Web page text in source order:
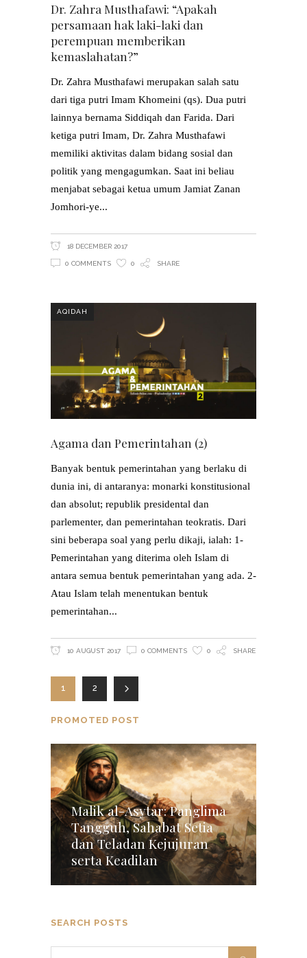
Dr. Zahra Musthafawi: “Apakah
persamaan hak laki-laki dan
perempuan memberikan
kemaslahatan?”
Dr. Zahra Musthafawi merupakan salah satu
dari tiga putri Imam Khomeini (qs). Dua putri
lainnya bernama Siddiqah dan Farida. Dari
ketiga putri Imam, Dr. Zahra Musthafawi
memiliki aktivitas dalam bidang sosial dan
politik yang mengagumkan. Saat ini beliau
menjabat sebagai ketua umum Jamiat Zanan
Jomhori-ye
18 DECEMBER 2017
0 COMMENTS 0 SHARE
AQIDAH
Agama dan Pemerintahan (2)
Banyak bentuk pemerintahan yang berlaku di
dunia ini, di antaranya: monarki konstitusional
dan absolut; republik presidental dan
parlementer, dan pemerintahan teokratis. Dari
sini beberapa soal yang perlu dikaji, ialah: 1-
Pemerintahan yang diterima oleh Islam di
antara semua bentuk pemerintahan yang ada. 2-
Atau Islam telah menentukan bentuk
pemerintahan
10 AUGUST 2017 0 COMMENTS 0 SHARE
1 2
PROMOTED POST
Malik al-Asytar: Panglima
Tangguh, Sahabat Setia
dan Teladan Kejujuran
serta Keadilan
SEARCH POSTS